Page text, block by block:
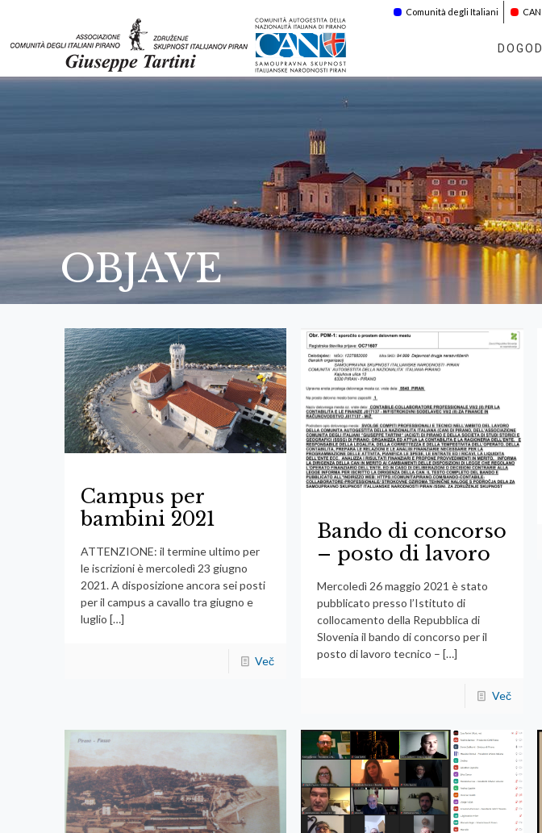
Comunità degli Italiani
OBJAVE
Campus per
bambini 2021
ATTENZIONE: il termine ultimo per
le iscrizioni è mercoledì 23 giugno
2021. A disposizione ancora sei posti
per il campus a cavallo tra giugno e
luglio […]
Več
Bando di concorso
– posto di lavoro
Mercoledì 26 maggio 2021 è stato
pubblicato presso l’Istituto di
collocamento della Repubblica di
Slovenia il bando di concorso per il
posto di lavoro tecnico – […]
Več